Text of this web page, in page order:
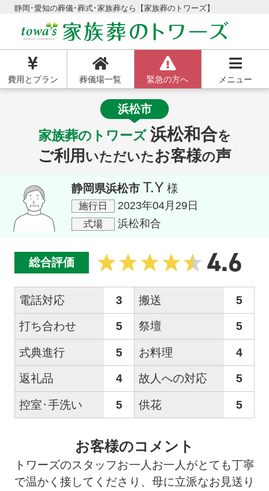
静岡･愛知の葬儀･葬式･家族葬なら【家族葬のトワーズ】
費用とプラン 葬儀場一覧 緊急の方へ メニュー
浜松市
家族葬のトワーズ 浜松和合を
ご利用 いただいた お客様の声
静岡県浜松市 T.Y 様
施行日 2023年04月29日
式場 浜松和合
総合評価 4.6
電話対応 3 搬送 5
打ち合わせ 5 祭壇 5
式典進行 5 お料理 4
返礼品 4 故人への対応 5
控室･手洗い 5 供花 5
お客様のコメント
トワーズのスタッフお一人お一人がとても丁寧
で温かく接してくださり、母に立派なお見送り